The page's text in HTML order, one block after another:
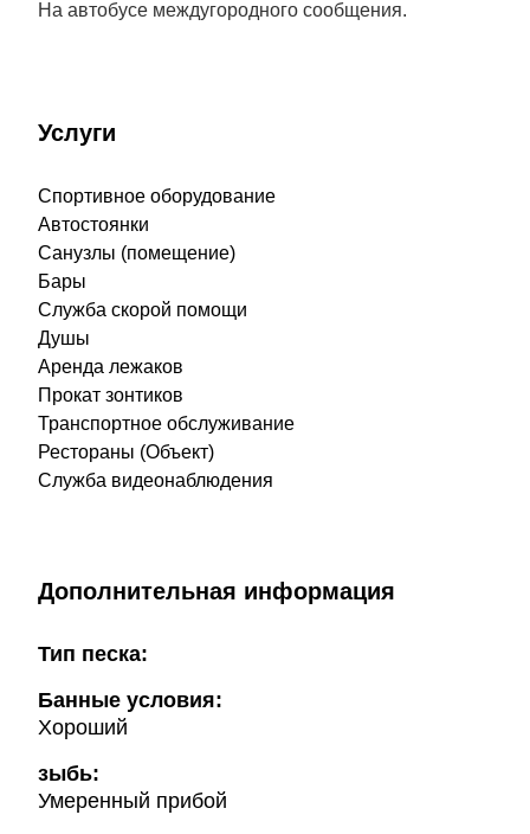
На автобусе междугородного сообщения.
Услуги
Спортивное оборудование
Автостоянки
Санузлы (помещение)
Бары
Служба скорой помощи
Душы
Аренда лежаков
Прокат зонтиков
Транспортное обслуживание
Рестораны (Объект)
Служба видеонаблюдения
Дополнительная информация
Тип песка:
Банные условия:
Хороший
зыбь:
Умеренный прибой